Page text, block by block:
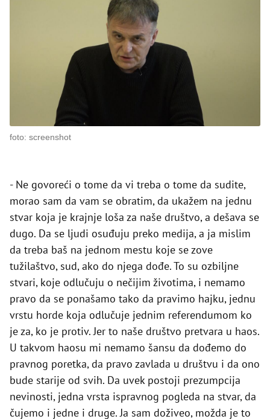
foto: screenshot
- Ne govoreći o tome da vi treba o tome da sudite,
morao sam da vam se obratim, da ukažem na jednu
stvar koja je krajnje loša za naše društvo, a dešava se
dugo. Da se ljudi osuđuju preko medija, a ja mislim
da treba baš na jednom mestu koje se zove
tužilaštvo, sud, ako do njega dođe. To su ozbiljne
stvari, koje odlučuju o nečijim životima, i nemamo
pravo da se ponašamo tako da pravimo hajku, jednu
vrstu horde koja odlučuje jednim referendumom ko
je za, ko je protiv. Jer to naše društvo pretvara u haos.
U takvom haosu mi nemamo šansu da dođemo do
pravnog poretka, da pravo zavlada u društvu i da ono
bude starije od svih. Da uvek postoji prezumpcija
nevinosti, jedna vrsta ispravnog pogleda na stvar, da
čujemo i jedne i druge. Ja sam doživeo, možda je to